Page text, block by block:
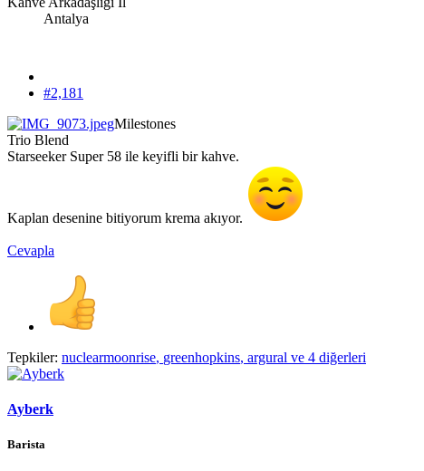
Antalya
#2,181
Milestones
Trio Blend
Starseeker Super 58 ile keyifli bir kahve.
Kaplan desenine bitiyorum krema akıyor.
Cevapla
Tepkiler: nuclearmoonrise, greenhopkins, argural ve 4 diğerleri
Ayberk
Barista